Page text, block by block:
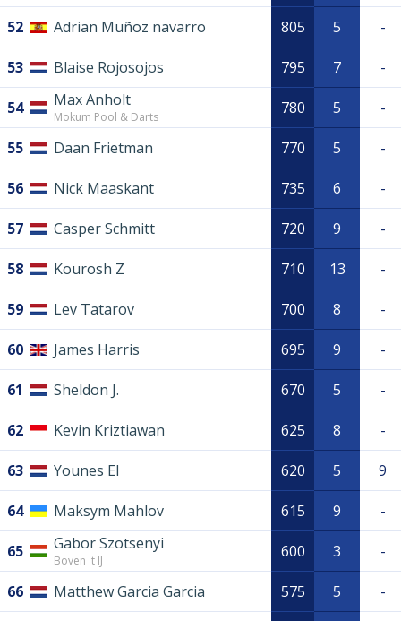
52 Adrian Muñoz navarro 805 5 -
53 Blaise Rojosojos 795 7 -
54 Max Anholt
Mokum Pool & Darts 780 5 -
55 Daan Frietman 770 5 -
56 Nick Maaskant 735 6 -
57 Casper Schmitt 720 9 -
58 Kourosh Z 710 13 -
59 Lev Tatarov 700 8 -
60 James Harris 695 9 -
61 Sheldon J. 670 5 -
62 Kevin Kriztiawan 625 8 -
63 Younes El 620 5 9
64 Maksym Mahlov 615 9 -
65 Gabor Szotsenyi
Boven 't IJ 600 3 -
66 Matthew Garcia Garcia 575 5 -